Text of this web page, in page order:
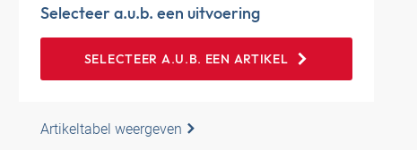
Selecteer a.u.b. een uitvoering
SELECTEER A.U.B. EEN ARTIKEL
Artikeltabel weergeven